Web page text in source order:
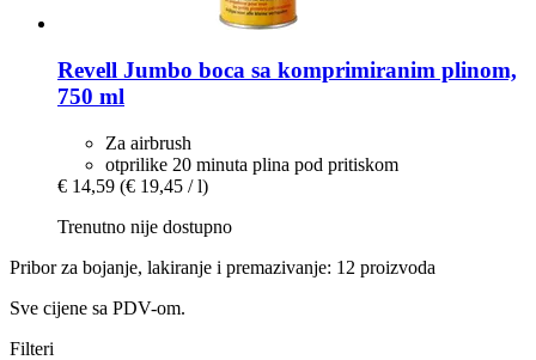
Revell Jumbo boca sa komprimiranim plinom,
750 ml
Za airbrush
otprilike 20 minuta plina pod pritiskom
€ 14,59 (€ 19,45 / l)
Trenutno nije dostupno
Pribor za bojanje, lakiranje i premazivanje: 12 proizvoda
Sve cijene sa PDV-om.
Filteri